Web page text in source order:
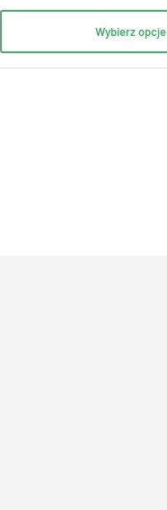
Wybierz opcje